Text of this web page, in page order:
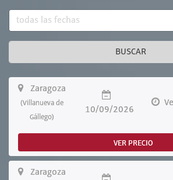
BUSCAR
Zaragoza
(Villanueva de
Gállego)
10/09/2026
VER PRECIO
Zaragoza